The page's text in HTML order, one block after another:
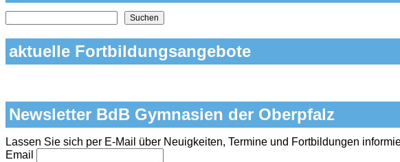
Nach Themen und Inhalten auf der Seite suchen
Suchen
aktuelle Fortbildungsangebote
Newsletter BdB Gymnasien der Oberpfalz
Lassen Sie sich per E-Mail über Neuigkeiten, Termine und Fortbildungen
Email